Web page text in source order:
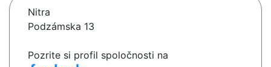
Nitra
Podzámska 13
Pozrite si profil spoločnosti na